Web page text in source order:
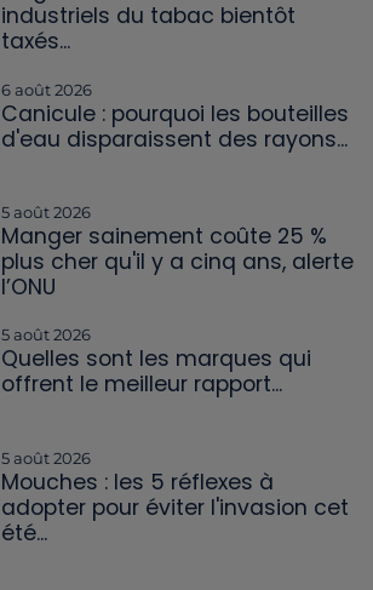
industriels du tabac bientôt
taxés...
6 août 2026
Canicule : pourquoi les bouteilles
d'eau disparaissent des rayons...
5 août 2026
Manger sainement coûte 25 %
plus cher qu'il y a cinq ans, alerte
l’ONU
5 août 2026
Quelles sont les marques qui
offrent le meilleur rapport...
5 août 2026
Mouches : les 5 réflexes à
adopter pour éviter l'invasion cet
été...